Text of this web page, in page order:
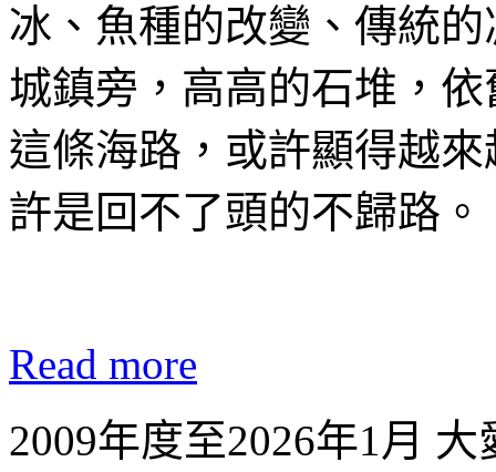
冰、魚種的改變、傳統
城鎮旁，高高的石堆，
這條海路，或許顯得越
許是回不了頭的不歸路。
Read more
2009年度至2026年1月